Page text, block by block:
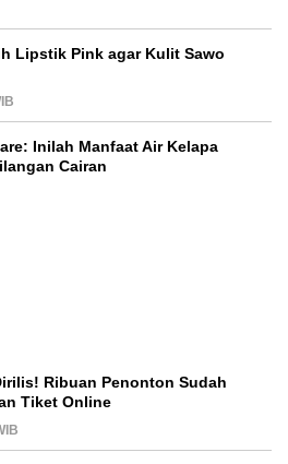
Lipstik Pink agar Kulit Sawo
Inilah Manfaat Air Kelapa
Cairan
Ribuan Penonton Sudah
Tiket Online